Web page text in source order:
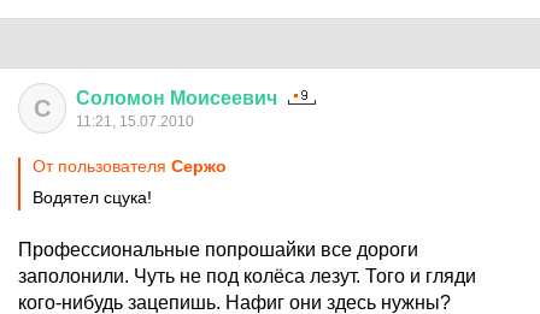
С Соломон Моисеевич
11:21, 15.07.2010
От пользователя Сержо
Водятел сцука!
Профессиональные попрошайки все дороги
заполонили. Чуть не под колёса лезут. Того и гляди
кого-нибудь зацепишь. Нафиг они здесь нужны?